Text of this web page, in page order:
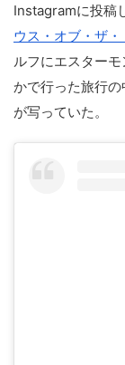
Instagramに投稿
ウス・オブ・ザ・
ルフにエスター
かで行った旅行
が写っていた。